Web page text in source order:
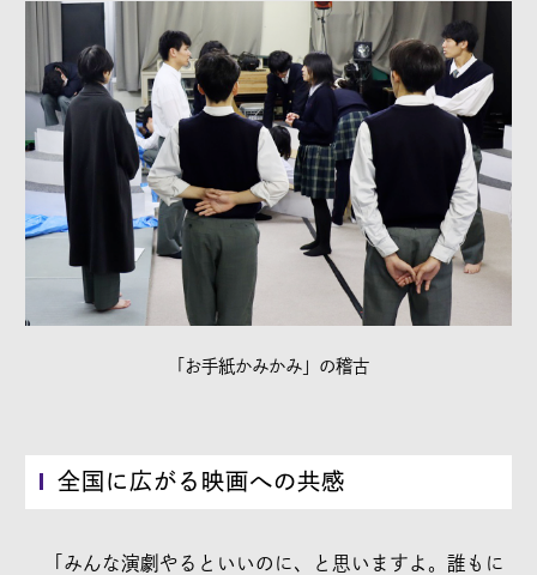
「お手紙かみかみ」の稽古
全国に広がる映画への共感
「みんな演劇やるといいのに、と思いますよ。誰もに